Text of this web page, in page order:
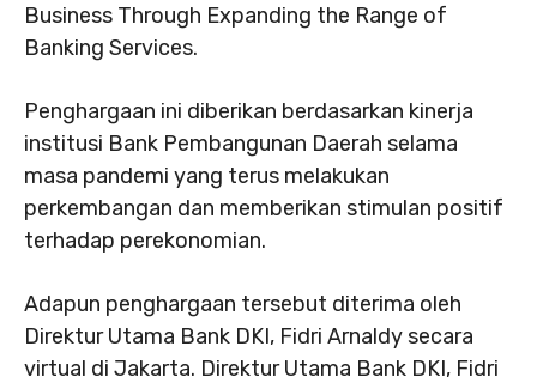
Business Through Expanding the Range of
Banking Services.
Penghargaan ini diberikan berdasarkan kinerja
institusi Bank Pembangunan Daerah selama
masa pandemi yang terus melakukan
perkembangan dan memberikan stimulan positif
terhadap perekonomian.
Adapun penghargaan tersebut diterima oleh
Direktur Utama Bank DKI, Fidri Arnaldy secara
virtual di Jakarta. Direktur Utama Bank DKI, Fidri